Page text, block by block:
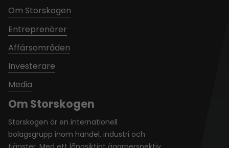
Om Storskogen
Storskogen är en internationell
bolagsgrupp inom handel, industri och
Om Storskogen
Entreprenörer
Affärsområden
Investerare
Media